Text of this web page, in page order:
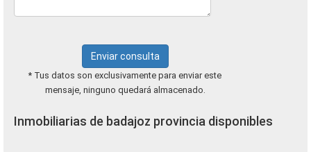
Enviar consulta
* Tus datos son exclusivamente para enviar este
mensaje, ninguno quedará almacenado.
Inmobiliarias de badajoz provincia disponibles